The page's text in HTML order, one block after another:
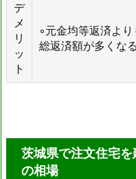
デ
メ
リ
ッ
ト
◦元金均等返済より
総返済額が多くなる
茨城県で注文住宅
の相場